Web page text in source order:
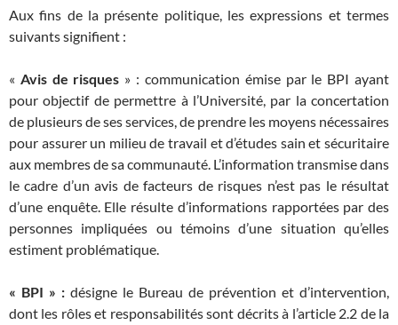
Aux fins de la présente politique, les expressions et termes
suivants signifient :
« Avis de risques » : communication émise par le BPI ayant
pour objectif de permettre à l’Université, par la concertation
de plusieurs de ses services, de prendre les moyens nécessaires
pour assurer un milieu de travail et d’études sain et sécuritaire
aux membres de sa communauté. L’information transmise dans
le cadre d’un avis de facteurs de risques n’est pas le résultat
d’une enquête. Elle résulte d’informations rapportées par des
personnes impliquées ou témoins d’une situation qu’elles
estiment problématique.
« BPI » : désigne le Bureau de prévention et d’intervention,
dont les rôles et responsabilités sont décrits à l’article 2.2 de la